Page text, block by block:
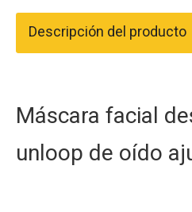
Descripción del producto
Máscara facial
unloop de oído